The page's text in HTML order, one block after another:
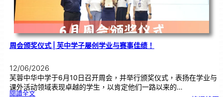
周会颁奖仪式 | 芙中学子屡创学业与赛事佳绩！
12/06/2026
芙蓉中华中学于6月10日召开周会，并举行颁奖仪式，表扬在学业与
课外活动领域表现卓越的学生，以肯定他们一路以来的…
閱讀全文: